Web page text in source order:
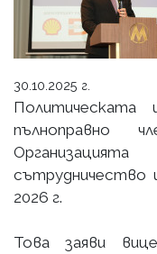
30.10.2025 г.
пълноправно
сътрудничество
2026 г.
Това заяви